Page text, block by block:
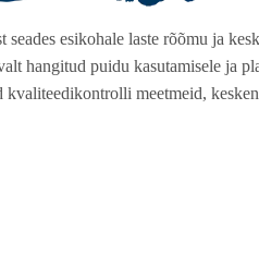
esikohale laste rõõmu ja
hangitud puidu kasutamisele ja
meetmeid,